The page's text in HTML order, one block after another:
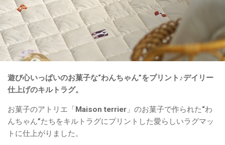
遊び心いっぱいのお菓子な“わんちゃん”をプリント♪デイリー
仕上げのキルトラグ。
お菓子のアトリエ「Maison terrier」のお菓子で作られた“わ
んちゃん”たちをキルトラグにプリントした愛らしいラグマッ
トに仕上がりました。